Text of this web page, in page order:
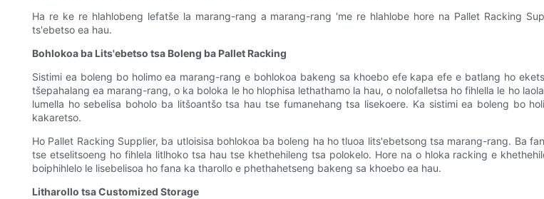
Ha re ke re hlahlobeng lefatše la marang-rang a marang-rang 'me re hlahlobe hore na Pallet Racking
ts'ebetso ea hau.
Bohlokoa ba Lits'ebetso tsa Boleng ba Pallet Racking
Sistimi ea boleng bo holimo ea marang-rang e bohlokoa bakeng sa khoebo efe kapa efe e batlang ho
tšepahalang ea marang-rang, o ka boloka le ho hlophisa lethathamo la hau, o nolofalletsa ho fihlella le ho
lumella ho sebelisa boholo ba litšoantšo tsa hau tse fumanehang tsa lisekoere. Ka sistimi ea boleng bo
kakaretso.
Ho Pallet Racking Supplier, ba utloisisa bohlokoa ba boleng ha ho tluoa lits'ebetsong tsa marang-rang. Ba
tse etselitsoeng ho fihlela litlhoko tsa hau tse khethehileng tsa polokelo. Hore na o hloka racking e
boiphihlelo le lisebelisoa ho fana ka tharollo e phethahetseng bakeng sa khoebo ea hau.
Litharollo tsa Customized Storage